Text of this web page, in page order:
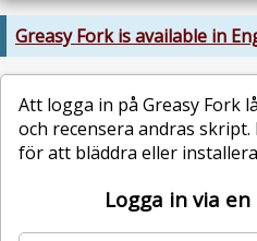
Greasy Fork is available in
Att logga in på Greasy Fork
och recensera andras
för att bläddra eller
Logga in via